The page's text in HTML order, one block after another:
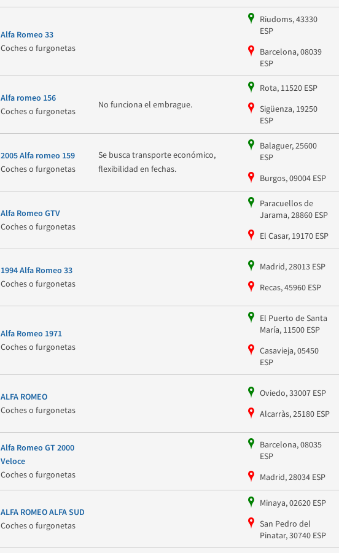
Alfa Romeo 33
Coches o furgonetas
Riudoms, 43330
ESP
Barcelona, 08039
ESP
Alfa romeo 156
Coches o furgonetas
No funciona el embrague.
Rota, 11520 ESP
Sigüenza, 19250
ESP
2005 Alfa romeo 159
Coches o furgonetas
Se busca transporte económico,
flexibilidad en fechas.
Balaguer, 25600
ESP
Burgos, 09004 ESP
Alfa Romeo GTV
Coches o furgonetas
Paracuellos de
Jarama, 28860 ESP
El Casar, 19170 ESP
1994 Alfa Romeo 33
Coches o furgonetas
Madrid, 28013 ESP
Recas, 45960 ESP
Alfa Romeo 1971
Coches o furgonetas
El Puerto de Santa
María, 11500 ESP
Casavieja, 05450
ESP
ALFA ROMEO
Coches o furgonetas
Oviedo, 33007 ESP
Alcarràs, 25180 ESP
Alfa Romeo GT 2000
Veloce
Coches o furgonetas
Barcelona, 08035
ESP
Madrid, 28034 ESP
ALFA ROMEO ALFA SUD
Coches o furgonetas
Minaya, 02620 ESP
San Pedro del
Pinatar, 30740 ESP